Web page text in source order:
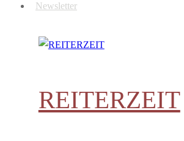
Newsletter
REITERZEIT